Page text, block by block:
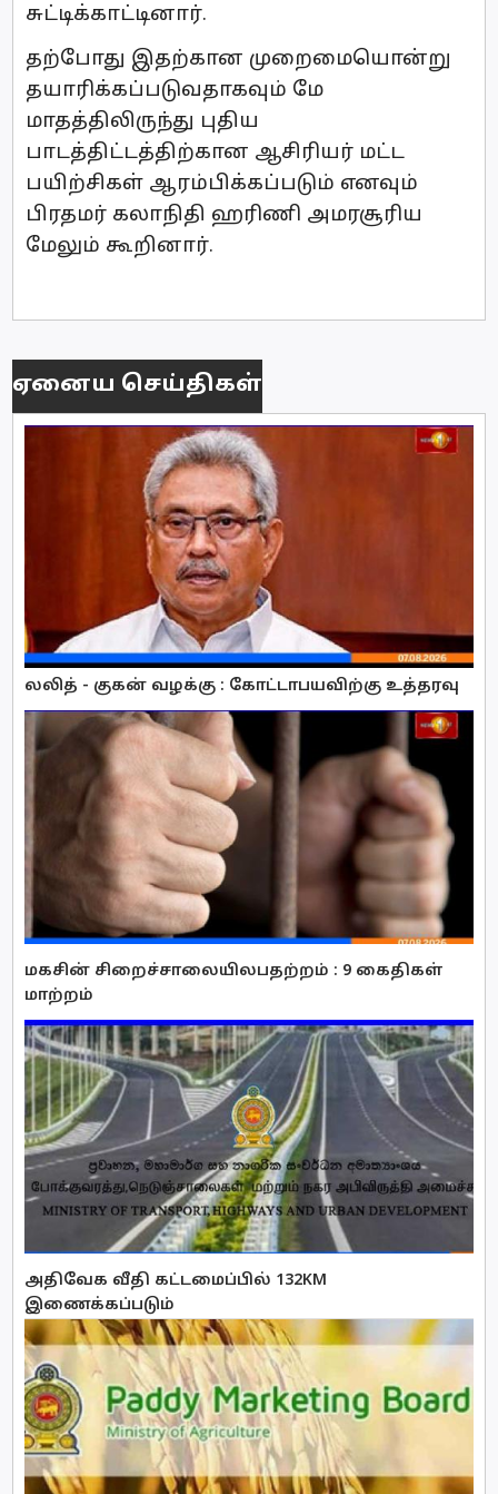
சுட்டிக்காட்டினார்.
தற்போது இதற்கான முறைமையொன்று
தயாரிக்கப்படுவதாகவும் மே
மாதத்திலிருந்து புதிய
பாடத்திட்டத்திற்கான ஆசிரியர் மட்ட
பயிற்சிகள் ஆரம்பிக்கப்படும் எனவும்
பிரதமர் கலாநிதி ஹரிணி அமரசூரிய
மேலும் கூறினார்.
ஏனைய செய்திகள்
லலித் - குகன் வழக்கு : கோட்டாபயவிற்கு உத்தரவு
மகசின் சிறைச்சாலையிலபதற்றம் : 9 கைதிகள்
மாற்றம்
அதிவேக வீதி கட்டமைப்பில் 132KM
இணைக்கப்படும்